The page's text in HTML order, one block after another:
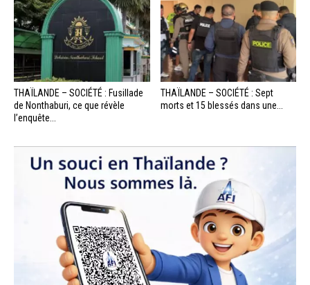
THAÏLANDE – SOCIÉTÉ : Fusillade
de Nonthaburi, ce que révèle
l’enquête...
THAÏLANDE – SOCIÉTÉ : Sept
morts et 15 blessés dans une...